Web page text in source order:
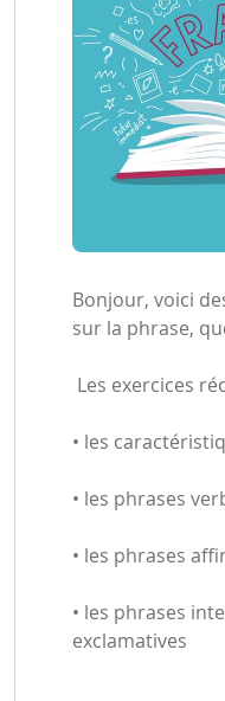
Bonjour, voici
sur la phrase,
Les exercices
• les
• les phrases
• les phrases
• les phrases
exclamatives